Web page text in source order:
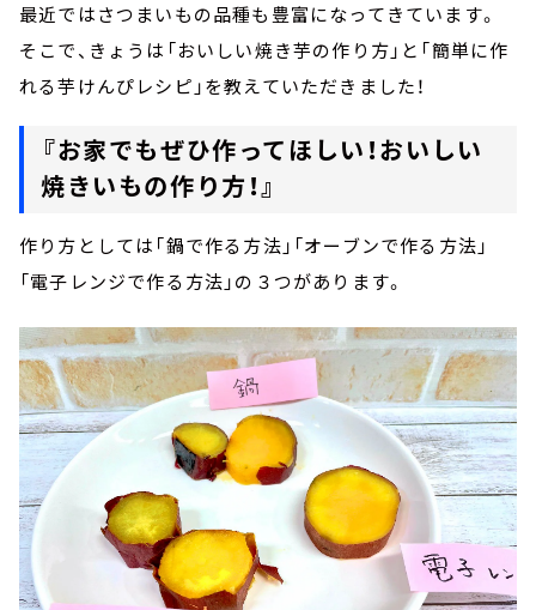
最近ではさつまいもの品種も豊富になってきています。
そこで、きょうは「おいしい焼き芋の作り方」と「簡単に作
れる芋けんぴレシピ」を教えていただきました！
『お家でもぜひ作ってほしい！おいしい
焼きいもの作り方！』
作り方としては「鍋で作る方法」「オーブンで作る方法」
「電子レンジで作る方法」の３つがあります。